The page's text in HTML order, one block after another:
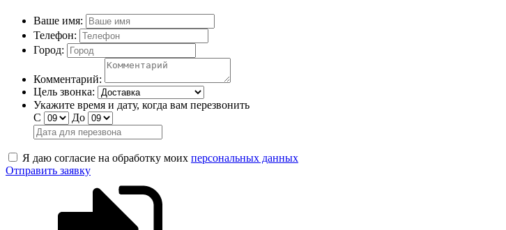
Ваше имя:
Телефон:
Город:
Комментарий:
Цель звонка:
Укажите время и дату, когда вам перезвонить
С
До
Я даю согласие на обработку моих персональных данных
Отправить заявку